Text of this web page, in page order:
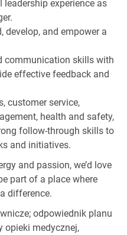
experience as
develop, and empower a
communication skills with
effective feedback and
customer service,
health and safety,
follow-through skills to
and initiatives.
and passion, we’d love
part of a place where
difference.
odpowiednik planu
opieki medycznej,